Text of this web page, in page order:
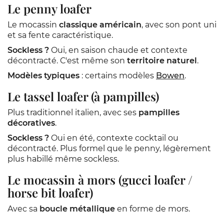
Le penny loafer
Le mocassin classique américain, avec son pont uni
et sa fente caractéristique.
Sockless ? Oui, en saison chaude et contexte
décontracté. C'est même son territoire naturel.
Modèles typiques : certains modèles Bowen.
Le tassel loafer (à pampilles)
Plus traditionnel italien, avec ses pampilles
décoratives.
Sockless ? Oui en été, contexte cocktail ou
décontracté. Plus formel que le penny, légèrement
plus habillé même sockless.
Le mocassin à mors (gucci loafer /
horse bit loafer)
Avec sa boucle métallique en forme de mors.